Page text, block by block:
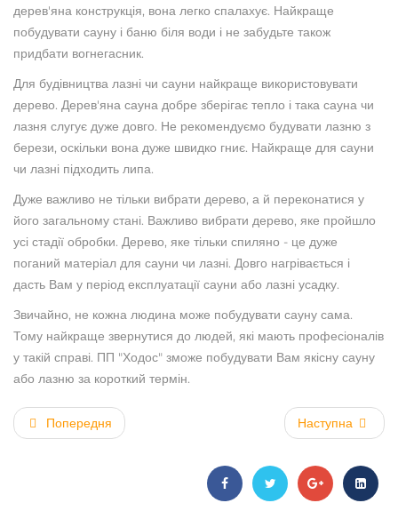
дерев'яна конструкція, вона легко спалахує. Найкраще
побудувати сауну і баню біля води і не забудьте також
придбати вогнегасник.
Для будівництва лазні чи сауни найкраще використовувати
дерево. Дерев'яна сауна добре зберігає тепло і така сауна чи
лазня слугує дуже довго. Не рекомендуємо будувати лазню з
берези, оскільки вона дуже швидко гниє. Найкраще для сауни
чи лазні підходить липа.
Дуже важливо не тільки вибрати дерево, а й переконатися у
його загальному стані. Важливо вибрати дерево, яке пройшло
усі стадії обробки. Дерево, яке тільки спиляно - це дуже
поганий матеріал для сауни чи лазні. Довго нагрівається і
дасть Вам у період експлуатації сауни або лазні усадку.
Звичайно, не кожна людина може побудувати сауну сама.
Тому найкраще звернутися до людей, які мають професіоналів
у такій справі. ПП "Ходос" зможе побудувати Вам якісну сауну
або лазню за короткий термін.
Попередня Наступна